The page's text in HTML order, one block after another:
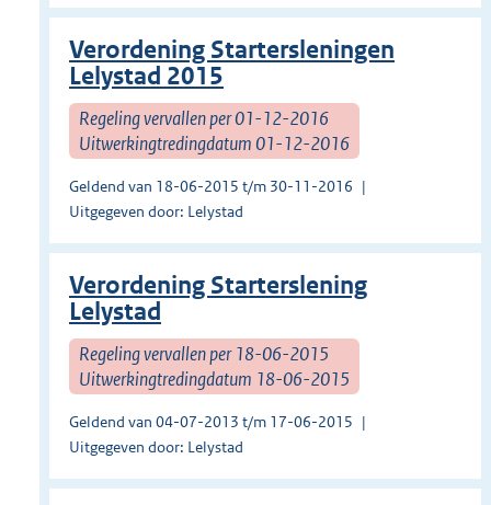
Verordening Startersleningen
Lelystad 2015
Regeling vervallen per 01-12-2016
Uitwerkingtredingdatum 01-12-2016
Geldend van 18-06-2015 t/m 30-11-2016
Uitgegeven door: Lelystad
Verordening Starterslening
Lelystad
Regeling vervallen per 18-06-2015
Uitwerkingtredingdatum 18-06-2015
Geldend van 04-07-2013 t/m 17-06-2015
Uitgegeven door: Lelystad